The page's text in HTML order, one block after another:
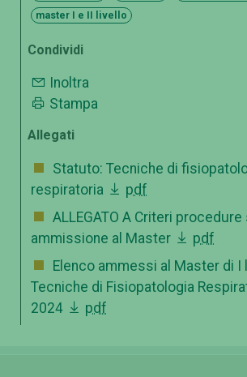
master I e II livello
Condividi
Inoltra
Stampa
Allegati
Statuto: Tecniche di
respiratoria
pdf
ALLEGATO A Criteri
ammissione al Master
pdf
Elenco ammessi al Master di I
Tecniche di Fisiopatologia
2024
pdf